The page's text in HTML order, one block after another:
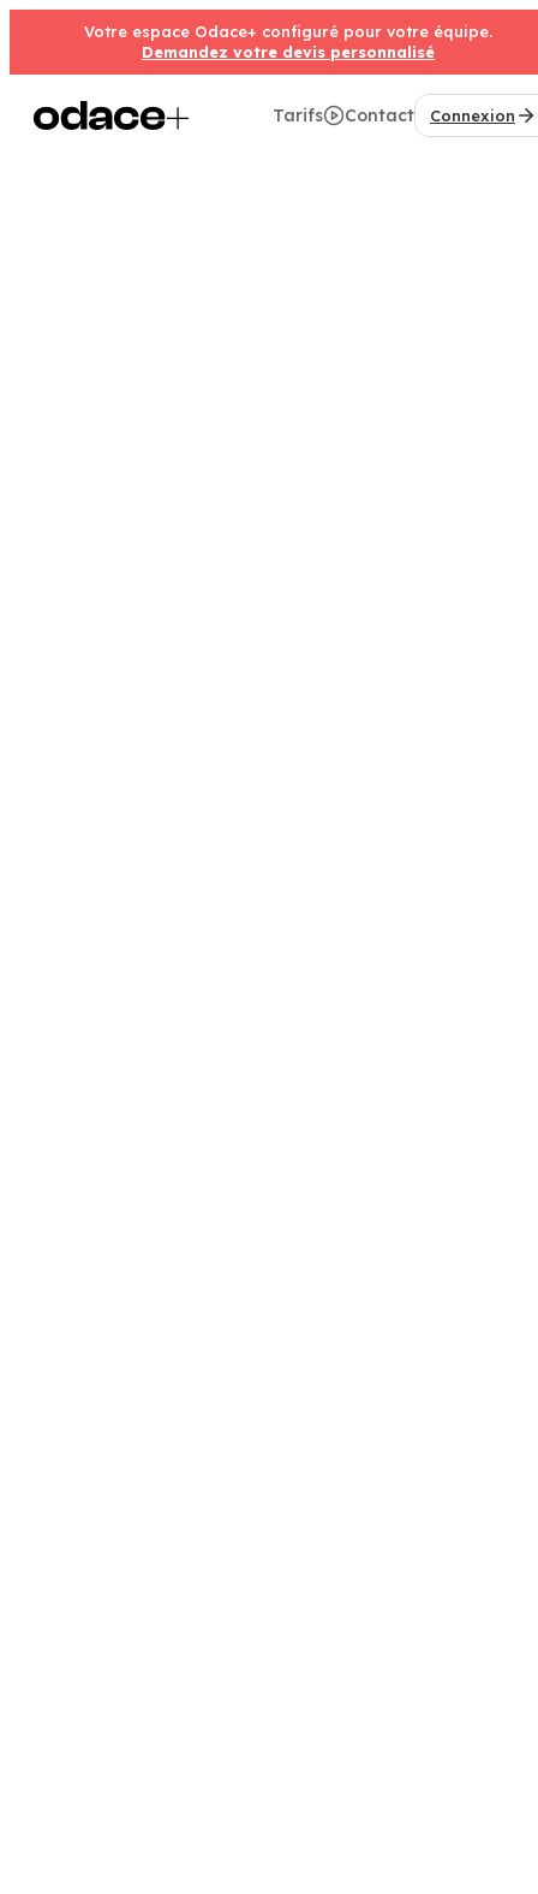
Votre espace Odace+ configuré pour votre équipe.
Demandez votre devis personnalisé
Tarifs Contact Connexion